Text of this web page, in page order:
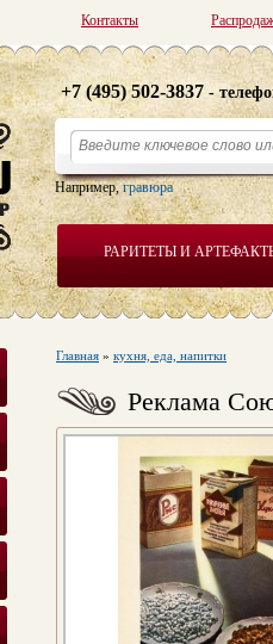
Контакты
РАРИТЕТЫ И
+7 (495) 502-3837 -
Например,гравюра
Главная » кухня, еда, напитки
Реклама